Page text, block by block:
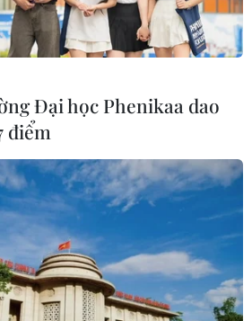
Đại học Phenikaa dao
điểm